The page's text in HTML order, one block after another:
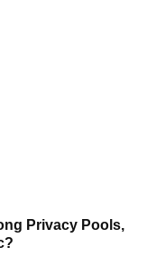
Privacy Pools,